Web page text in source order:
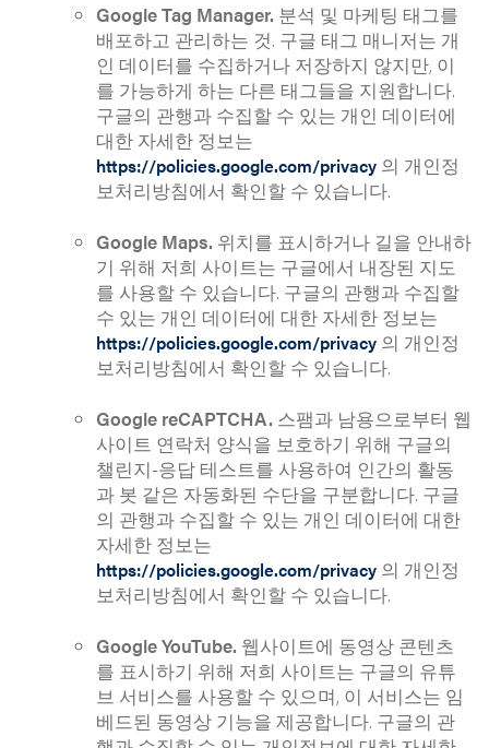
Google Tag Manager. 분석 및 마케팅 태그를
배포하고 관리하는 것. 구글 태그 매니저는 개
인 데이터를 수집하거나 저장하지 않지만, 이
를 가능하게 하는 다른 태그들을 지원합니다.
구글의 관행과 수집할 수 있는 개인 데이터에
대한 자세한 정보는
https://policies.google.com/privacy 의 개인정
보처리방침에서 확인할 수 있습니다.
Google Maps. 위치를 표시하거나 길을 안내하
기 위해 저희 사이트는 구글에서 내장된 지도
를 사용할 수 있습니다. 구글의 관행과 수집할
수 있는 개인 데이터에 대한 자세한 정보는
https://policies.google.com/privacy 의 개인정
보처리방침에서 확인할 수 있습니다.
Google reCAPTCHA. 스팸과 남용으로부터 웹
사이트 연락처 양식을 보호하기 위해 구글의
챌린지-응답 테스트를 사용하여 인간의 활동
과 봇 같은 자동화된 수단을 구분합니다. 구글
의 관행과 수집할 수 있는 개인 데이터에 대한
자세한 정보는
https://policies.google.com/privacy 의 개인정
보처리방침에서 확인할 수 있습니다.
Google YouTube. 웹사이트에 동영상 콘텐츠
를 표시하기 위해 저희 사이트는 구글의 유튜
브 서비스를 사용할 수 있으며, 이 서비스는 임
베드된 동영상 기능을 제공합니다. 구글의 관